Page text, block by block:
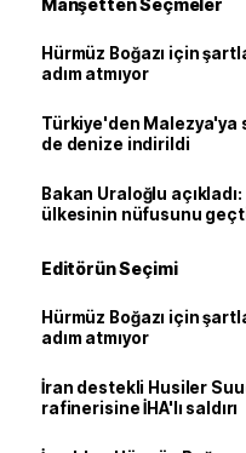
Manşetten Seçmeler
Hürmüz Boğazı için
adım atmıyor
Türkiye'den Malezya'ya
de denize indirildi
Bakan Uraloğlu açıkladı:
ülkesinin nüfusunu
Editörün Seçimi
Hürmüz Boğazı için
adım atmıyor
İran destekli Husiler
rafinerisine İHA'lı saldırı